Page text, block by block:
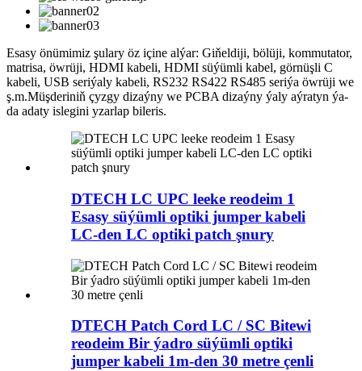
Esasy önümimiz şulary öz içine alýar: Giňeldiji, bölüji, kommutator,
matrisa, öwrüji, HDMI kabeli, HDMI süýümli kabel, görnüşli C
kabeli, USB seriýaly kabeli, RS232 RS422 RS485 seriýa öwrüji we
ş.m.Müşderiniň çyzgy dizaýny we PCBA dizaýny ýaly aýratyn ýa-
da adaty islegini yzarlap bileris.
DTECH LC UPC leeke reodeim 1
Esasy süýümli optiki jumper kabeli
LC-den LC optiki patch şnury
DTECH Patch Cord LC / SC Bitewi
reodeim Bir ýadro süýümli optiki
jumper kabeli 1m-den 30 metre çenli